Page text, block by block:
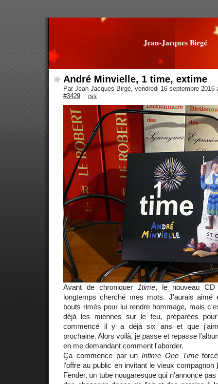
Jean-Jacques Birgé
André Minvielle, 1 time, extime
Par Jean-Jacques Birgé, vendredi 16 septembre 2016
#3429 :: rss
Avant de chroniquer 1time, le nouveau CD
longtemps cherché mes mots. J'aurais aimé
bouts rimés pour lui rendre hommage, mais
déjà les miennes sur le feu, préparées
commencé il y a déjà six ans et que
prochaine. Alors voilà, je passe et repasse
en me demandant comment l'aborder.
Ça commence par unIntime One Time
l'offre au public en invitant le vieux compagnon
Fender, un tube nougaresque qui n'annonce